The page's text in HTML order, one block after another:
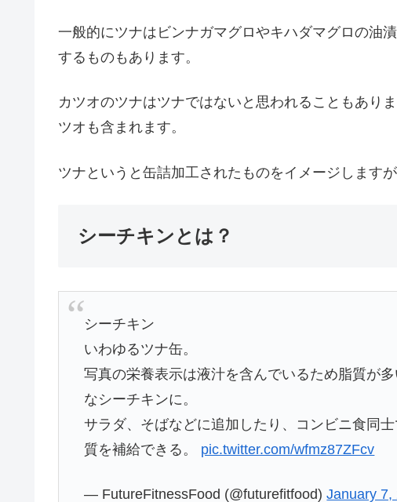
一般的にツナはビンナガマグロやキハダマグロの油
するものもあります。
カツオのツナはツナではないと思われることもあり
ツオも含まれます。
ツナというと缶詰加工されたものをイメージします
シーチキンとは？
シーチキン
いわゆるツナ缶。
写真の栄養表示は液汁を含んでいるため脂質が
なシーチキンに。
サラダ、そばなどに追加したり、コンビニ食同
質を補給できる。 pic.twitter.com/wfmz87ZFcv
— FutureFitnessFood (@futurefitfood)January 7,